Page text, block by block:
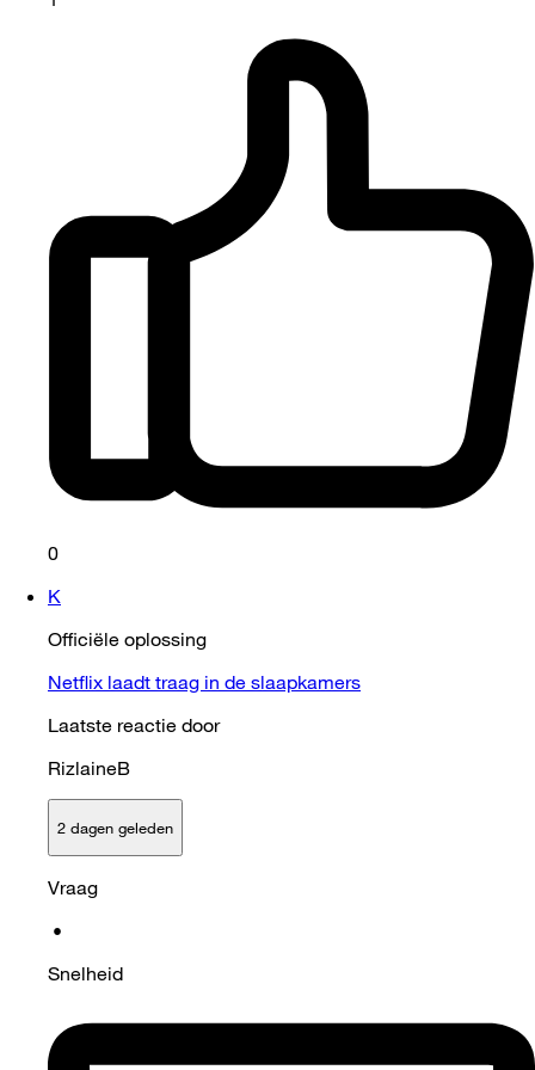
0
K
Officiële oplossing
Netflix laadt traag in de slaapkamers
Laatste reactie door
RizlaineB
2 dagen geleden
Vraag
•
Snelheid